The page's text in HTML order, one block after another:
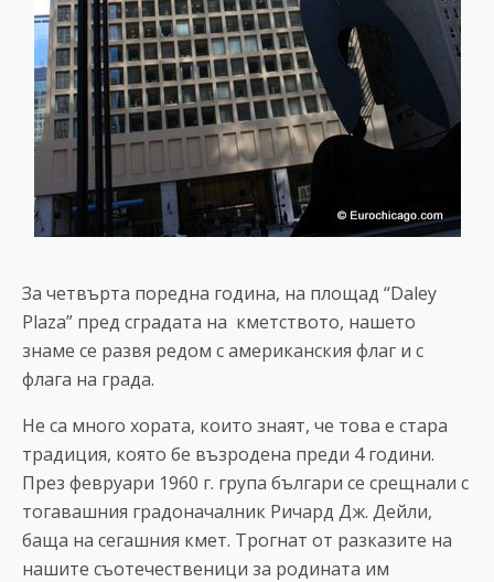
За четвърта поредна година, на площад “Daley
Plaza” пред сградата на кметството, нашето
знаме се развя редом с американския флаг и с
флага на града.
Не са много хората, които знаят, че това е стара
традиция, която бе възродена преди 4 години.
През февруари 1960 г. група българи се срещнали с
тогавашния градоначалник Ричард Дж. Дейли,
баща на сегашния кмет. Трогнат от разказите на
нашите съотечественици за родината им